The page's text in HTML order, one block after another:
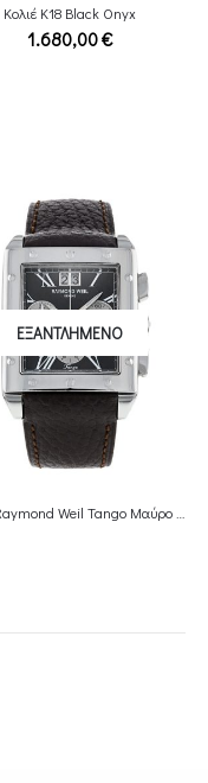
Κολιέ Κ18 Black Onyx
1.680,00€
ΕΞΑΝΤΛΗΜΈΝΟ